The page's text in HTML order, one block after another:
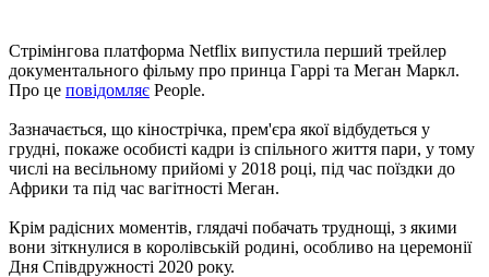
Стрімінгова платформа Netflix випустила перший трейлер
документального фільму про принца Гаррі та Меган Маркл.
Про це повідомляє People.
Зазначається, що кінострічка, прем'єра якої відбудеться у
грудні, покаже особисті кадри із спільного життя пари, у тому
числі на весільному прийомі у 2018 році, під час поїздки до
Африки та під час вагітності Меган.
Крім радісних моментів, глядачі побачать труднощі, з якими
вони зіткнулися в королівській родині, особливо на церемонії
Дня Співдружності 2020 року.